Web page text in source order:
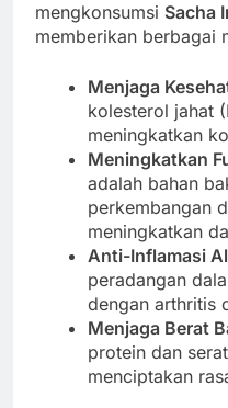
mengkonsumsi Sacha
memberikan berbagai
Menjaga
kolesterol jahat
meningkatkan
Meningkatkan
adalah bahan
perkembangan
meningkatkan
Anti-Inflamasi
peradangan
dengan arthritis
Menjaga Berat
protein dan
menciptakan